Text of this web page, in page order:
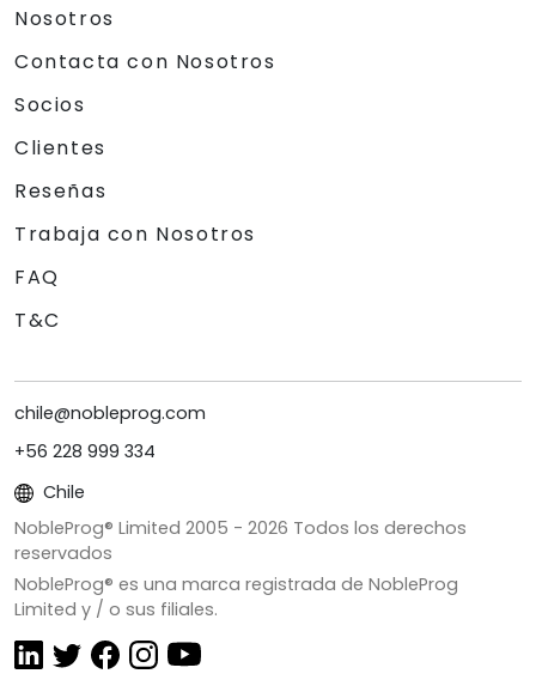
Nosotros
Contacta con Nosotros
Socios
Clientes
Reseñas
Trabaja con Nosotros
FAQ
T&C
chile@nobleprog.com
+56 228 999 334
Chile
NobleProg® Limited 2005 - 2026 Todos los derechos
reservados
NobleProg® es una marca registrada de NobleProg
Limited y / o sus filiales.